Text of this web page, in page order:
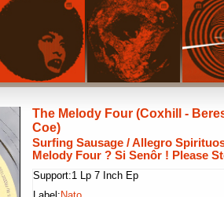
The Melody Four (Coxhill -
Coe)
Surfing Sausage / Allegro
Melody Four ? Si Senôr ! Please
Support:1 Lp 7 Inch Ep